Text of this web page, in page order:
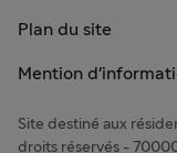
Plan du site
Mention
Site destiné aux
droits réservés -